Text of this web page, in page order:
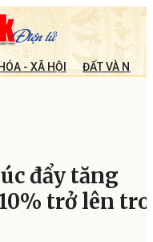
- XÃ HỘI ĐẤT VÀ
đẩy tăng
trở lên